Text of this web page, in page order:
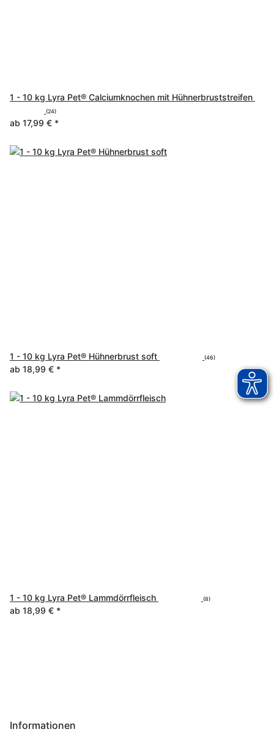
1 - 10 kg Lyra Pet® Calciumknochen mit Hühnerbruststreifen
(24)
ab 17,99 € *
1 - 10 kg Lyra Pet® Hühnerbrust soft (46)
ab 18,99 € *
1 - 10 kg Lyra Pet® Lammdörrfleisch (8)
ab 18,99 € *
Informationen